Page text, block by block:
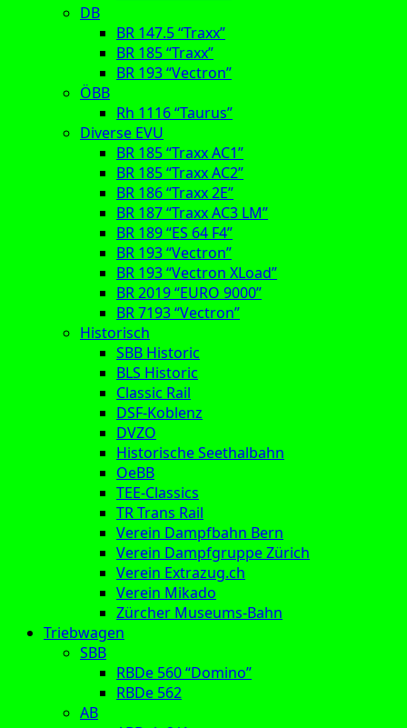
DB
BR 147.5 “Traxx”
BR 185 “Traxx”
BR 193 “Vectron”
ÖBB
Rh 1116 “Taurus”
Diverse EVU
BR 185 “Traxx AC1”
BR 185 “Traxx AC2”
BR 186 “Traxx 2E”
BR 187 “Traxx AC3 LM”
BR 189 “ES 64 F4”
BR 193 “Vectron”
BR 193 “Vectron XLoad”
BR 2019 “EURO 9000”
BR 7193 “Vectron”
Historisch
SBB Historic
BLS Historic
Classic Rail
DSF-Koblenz
DVZO
Historische Seethalbahn
OeBB
TEE-Classics
TR Trans Rail
Verein Dampfbahn Bern
Verein Dampfgruppe Zürich
Verein Extrazug.ch
Verein Mikado
Zürcher Museums-Bahn
Triebwagen
SBB
RBDe 560 “Domino”
RBDe 562
AB